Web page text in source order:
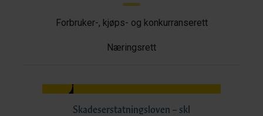
Forbruker-, kjøps- og konkurranserett
Næringsrett
Skadeserstatningsloven – skl